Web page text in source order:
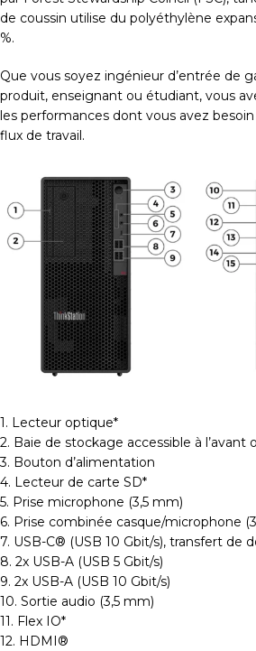
de coussin utilise du polyéthylène
%.
Que vous soyez ingénieur d’entrée de
produit, enseignant ou étudiant, vous
les performances dont vous avez
flux de travail.
1. Lecteur optique*
2. Baie de stockage accessible à l’avant
3. Bouton d’alimentation
4. Lecteur de carte SD*
5. Prise microphone (3,5 mm)
6. Prise combinée casque/microphone
7. USB-C® (USB 10 Gbit/s), transfert de
8. 2x USB-A (USB 5 Gbit/s)
9. 2x USB-A (USB 10 Gbit/s)
10. Sortie audio (3,5 mm)
11. Flex IO*
12. HDMI®